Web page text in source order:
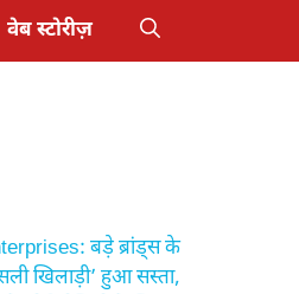
वेब स्टोरीज़
बड़े ब्रांड्स के
खिलाड़ी’ हुआ सस्ता,